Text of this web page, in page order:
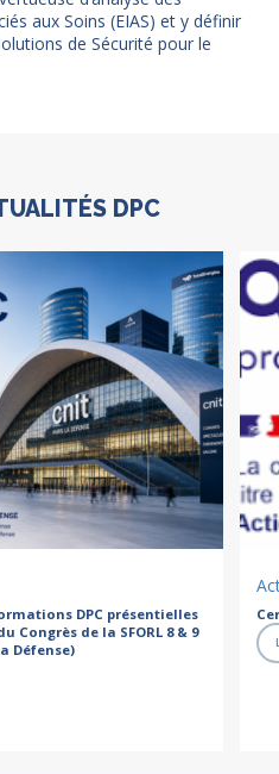
aux Soins (EIAS) et y définir
de Sécurité pour le
DPC
DPC présentielles
Congrès de la SFORL 8 & 9
Défense)